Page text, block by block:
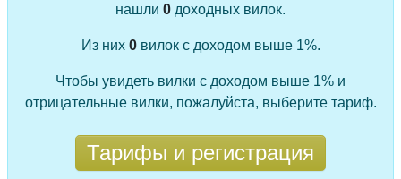
нашли 0 доходных вилок.
Из них 0вилок с доходом выше 1%.
Чтобы увидеть вилки с доходом выше 1% и
отрицательные вилки, пожалуйста, выберите тариф.
Тарифы и регистрация